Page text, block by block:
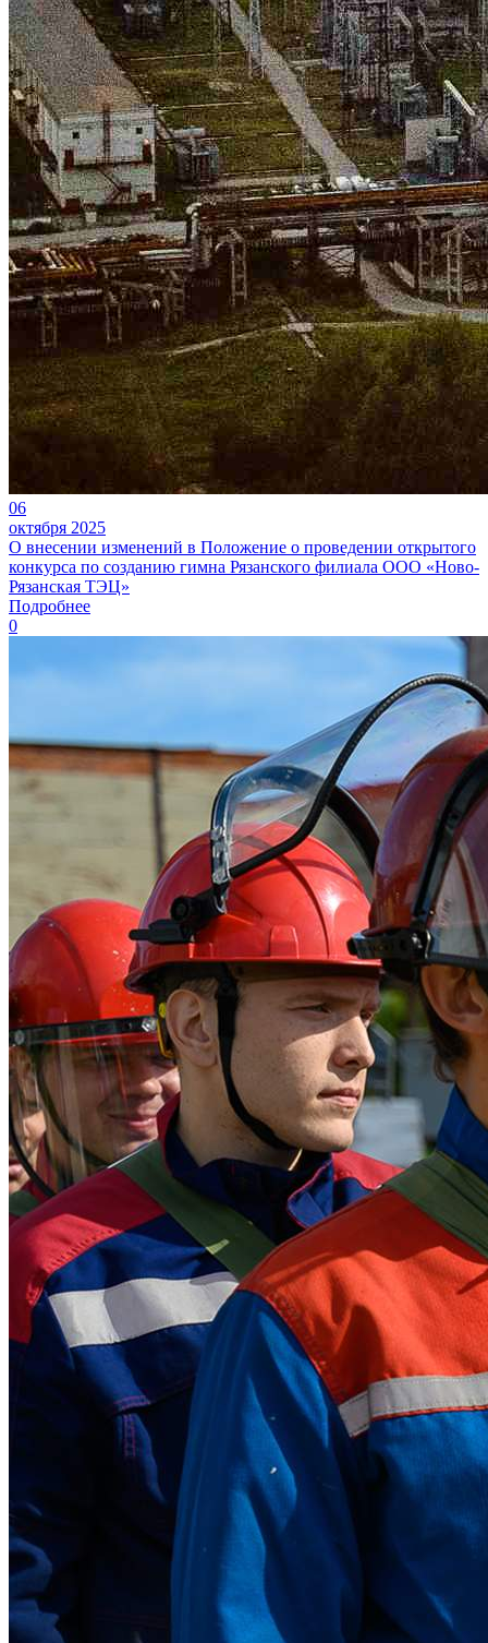
06
октября 2025
О внесении изменений в Положение о проведении открытого
конкурса по созданию гимна Рязанского филиала ООО «Ново-
Рязанская ТЭЦ»
Подробнее
0